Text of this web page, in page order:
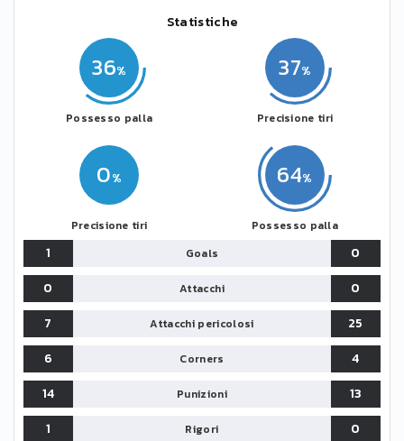
Statistiche
36
Possesso palla
0
Precisione tiri
64
Possesso palla
37
Precisione tiri
1 Goals
0
0
Attacchi
0
7
Attacchi pericolosi
25
6
Corners
4
14
Punizioni
13
1
Rigori 0